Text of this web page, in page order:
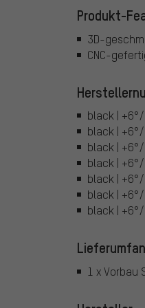
Produkt-
3D-
CNC-
black |
black |
black |
black |
black |
black |
black |
1 x Vorbau